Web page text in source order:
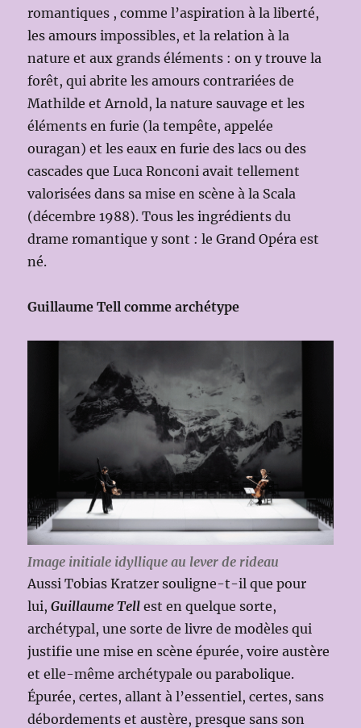
romantiques , comme l’aspiration à la liberté,
les amours impossibles, et la relation à la
nature et aux grands éléments : on y trouve la
forêt, qui abrite les amours contrariées de
Mathilde et Arnold, la nature sauvage et les
éléments en furie (la tempête, appelée
ouragan) et les eaux en furie des lacs ou des
cascades que Luca Ronconi avait tellement
valorisées dans sa mise en scène à la Scala
(décembre 1988). Tous les ingrédients du
drame romantique y sont : le Grand Opéra est
né.
Guillaume Tell comme archétype
Image initiale idyllique au lever de rideau
Aussi Tobias Kratzer souligne-t-il que pour
lui,Guillaume Tell est en quelque sorte,
archétypal, une sorte de livre de modèles qui
justifie une mise en scène épurée, voire austère
et elle-même archétypale ou parabolique.
Épurée, certes, allant à l’essentiel, certes, sans
débordements et austère, presque sans son